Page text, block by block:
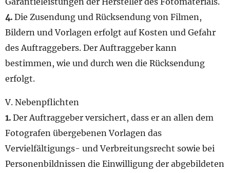
4. Die Zusendung und Rücksendung von Filmen,
Bildern und Vorlagen erfolgt auf Kosten und Gefahr
des Auftraggebers. Der Auftraggeber kann
bestimmen, wie und durch wen die Rücksendung
erfolgt.
V. Nebenpflichten
1. Der Auftraggeber versichert, dass er an allen dem
Fotografen übergebenen Vorlagen das
Vervielfältigungs- und Verbreitungsrecht sowie bei
Personenbildnissen die Einwilligung der abgebildeten